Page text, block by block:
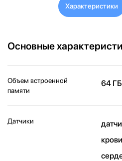
Характеристики
Основные
Объем встроенной
памяти
64 ГБ
Датчики